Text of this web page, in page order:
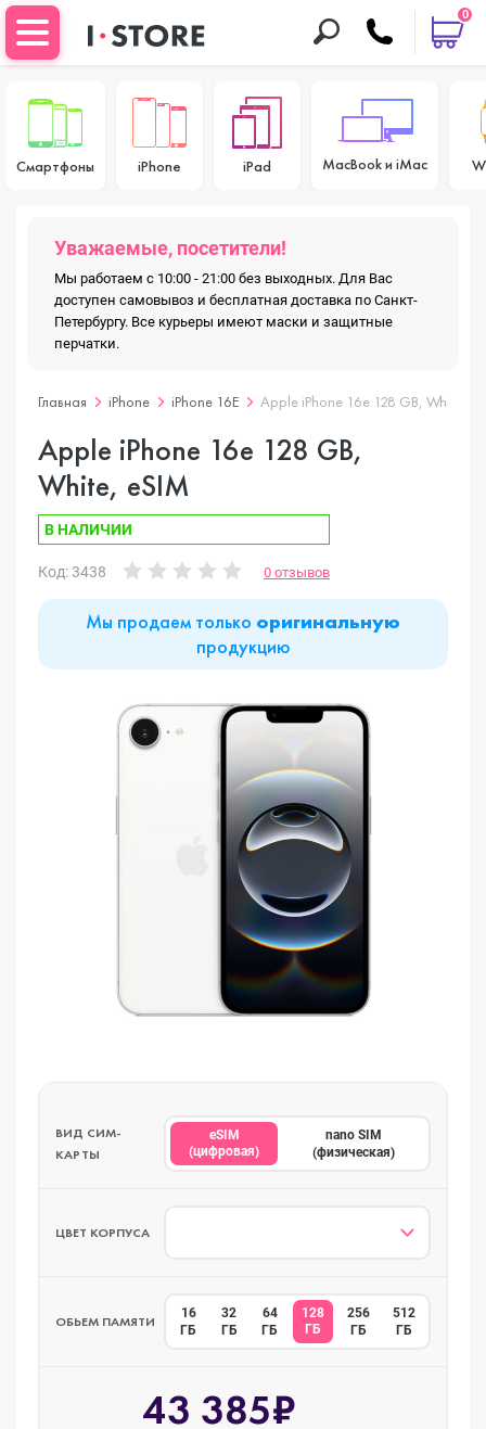
0
Смартфоны iPhone iPad MacBook и iMac
Уважаемые, посетители!
Мы работаем с 10:00 - 21:00 без выходных. Для Вас
доступен самовывоз и бесплатная доставка по Санкт-
Петербургу. Все курьеры имеют маски и защитные
перчатки.
Главная iPhone iPhone 16E Apple iPhone 16e 128 GB, White,
Apple iPhone 16e 128 GB,
White, eSIM
В НАЛИЧИИ
Код: 3438 0 отзывов
Мы продаем только оригинальную
продукцию
ВИД СИМ-
КАРТЫ
eSIM
(цифровая)
nano SIM
(физическая)
ЦВЕТ КОРПУСА
ОБЬЕМ ПАМЯТИ
16
ГБ
32
ГБ
64
ГБ
128
ГБ
256
ГБ
512
ГБ
43 385₽